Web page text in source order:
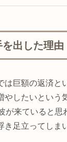
出した理由
は巨額の返済と
やしたいという
が来ていると思
き足立ってしま